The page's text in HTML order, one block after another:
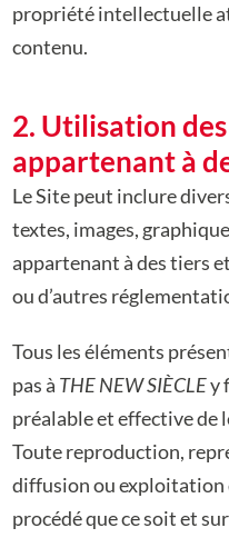
propriété intellectuelle
contenu.
2. Utilisation
appartenant à
Le Site peut inclure
textes, images,
appartenant à des tiers
ou d’autres
Tous les éléments
pas à THE NEW SIÈCLEy
préalable et effective de
Toute reproduction,
diffusion ou exploitation
procédé que ce soit et